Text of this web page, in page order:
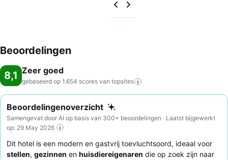
Beoordelingen
8,1 Zeer goed
gebaseerd op 1.654 scores van topsites
Beoordelingenoverzicht
Samengevat door AI op basis van 300+ beoordelingen · Laatst bijgewerkt
op: 29 May 2026
Dit hotel is een modern en gastvrij toevluchtsoord, ideaal voor
stellen, gezinnen en huisdiereigenaren die op zoek zijn naar